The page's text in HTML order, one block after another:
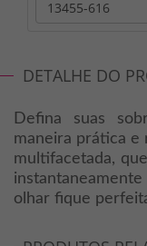
DETALHE DO
Defina suas
maneira prática e
multifacetada,
olhar fique